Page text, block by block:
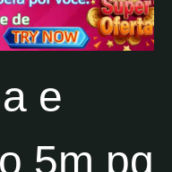
e
5m pg